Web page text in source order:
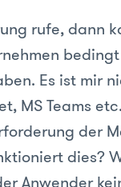
rufe, dann
Es ist mir
MS Teams
der
dies?
Anwender